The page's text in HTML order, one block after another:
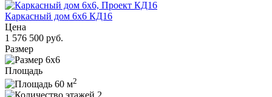
Каркасный дом 6х6 КД16
Цена
1 576 500 руб.
Размер
6х6
Площадь
60 м2